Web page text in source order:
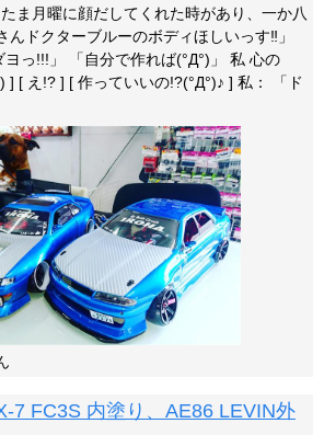
ま月曜に顔だしてくれた時があり、一か八
ドクターブルーのボディほしいっす‼」
ヨっ!!!」 「自分で作れば(°Д°)」 私 心の
] [ え!? ] [ 作っていいの!?(°Д°)♪ ] 私： 「ド
7 FC3S 内塗り、AE86 LEVIN外